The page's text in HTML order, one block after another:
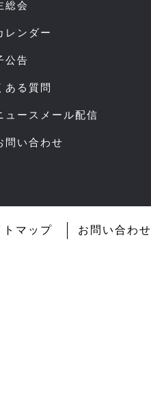
総会
レンダー
公告
ある質問
ュースメール配信
問い合わせ
トマップ お問い合わせ